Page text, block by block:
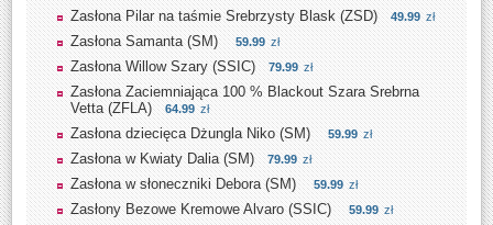
Zasłona Pilar na taśmie Srebrzysty Blask (ZSD) 49.99 zł
Zasłona Samanta (SM) 59.99 zł
Zasłona Willow Szary (SSIC) 79.99 zł
Zasłona Zaciemniająca 100 % Blackout Szara Srebrna
Vetta (ZFLA)
64.99 zł
Zasłona dziecięca Dżungla Niko (SM) 59.99 zł
Zasłona w Kwiaty Dalia (SM) 79.99 zł
Zasłona w słoneczniki Debora (SM) 59.99 zł
Zasłony Bezowe Kremowe Alvaro (SSIC) 59.99 zł